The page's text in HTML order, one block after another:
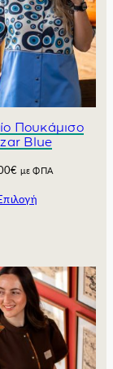
Πουκάμισο
Blue
€ με ΦΠΑ